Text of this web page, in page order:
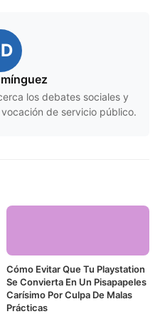
los debates sociales y
de servicio público.
Cómo Evitar Que Tu Playstation
Se Convierta En Un Pisapapeles
Carísimo Por Culpa De Malas
Prácticas